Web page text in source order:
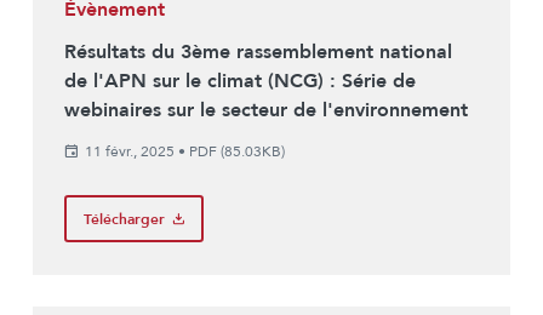
Évènement
Résultats du 3ème rassemblement national
de l'APN sur le climat (NCG) : Série de
webinaires sur le secteur de l'environnement
11 févr., 2025 • PDF (85.03KB)
Télécharger